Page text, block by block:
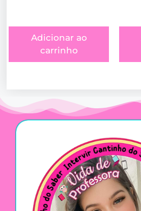
Adicionar ao
carrinho